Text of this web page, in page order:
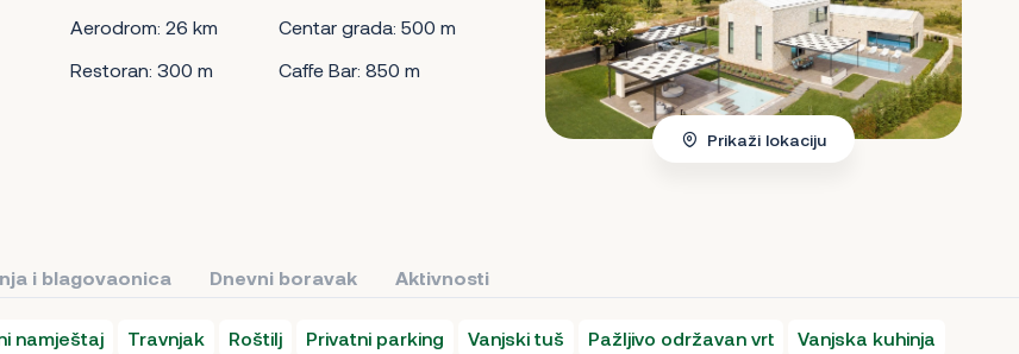
Aerodrom: 26 km
Centar grada: 500 m
Restoran: 300 m
Caffe Bar: 850 m
Prikaži lokaciju
i blagovaonica Dnevni boravak Aktivnosti
namještaj Travnjak Roštilj Privatni parking Vanjski tuš Pažljivo održavan vrt
Vanjska kuhinja